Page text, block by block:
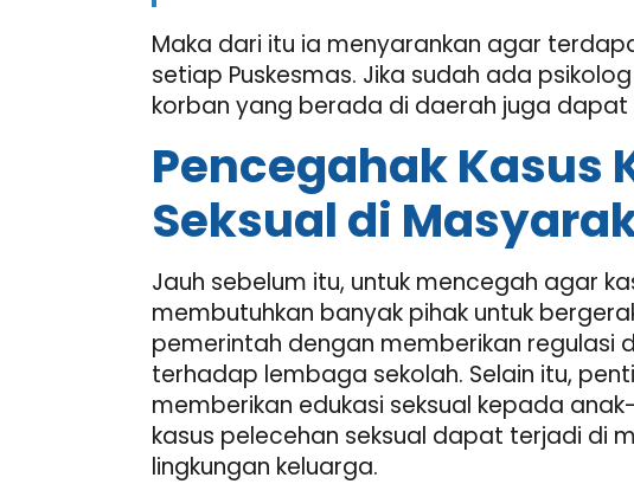
Maka dari itu ia menyarankan agar
setiap Puskesmas. Jika sudah ada
korban yang berada di daerah juga dapat
Pencegahak Kasus
Seksual di
Jauh sebelum itu, untuk mencegah agar
membutuhkan banyak pihak untuk
pemerintah dengan memberikan regulasi
terhadap lembaga sekolah. Selain itu,
memberikan edukasi seksual kepada
kasus pelecehan seksual dapat terjadi di
lingkungan keluarga.